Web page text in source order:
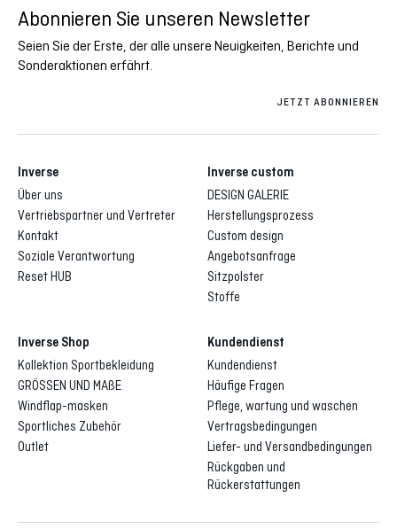
Abonnieren Sie unseren Newsletter
Seien Sie der Erste, der alle unsere Neuigkeiten, Berichte und
Sonderaktionen erfährt.
JETZT ABONNIEREN
Inverse
Über uns
Vertriebspartner und Vertreter
Kontakt
Soziale Verantwortung
Reset HUB
Inverse custom
DESIGN GALERIE
Herstellungsprozess
Custom design
Angebotsanfrage
Sitzpolster
Stoffe
Inverse Shop
Kollektion Sportbekleidung
GRÖSSEN UND MAßE
Windflap-masken
Sportliches Zubehör
Outlet
Kundendienst
Kundendienst
Häufige Fragen
Pflege, wartung und waschen
Vertragsbedingungen
Liefer- und Versandbedingungen
Rückgaben und
Rückerstattungen